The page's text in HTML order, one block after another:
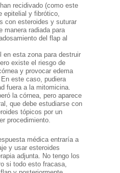
recidivado (como este
epitelial y fibrótico,
con esteroides y suturar
manera radiada para
del flap al
en esta zona para destruir
existe el riesgo de
y provocar edema
este caso, pudiera
fuera a la mitomicina.
la córnea, pero aparece
que debe estudiarse con
tópicos por un
procedimiento.
médica entraría a
y usar esteroides
adjunta. No tengo los
si todo esto fracasa,